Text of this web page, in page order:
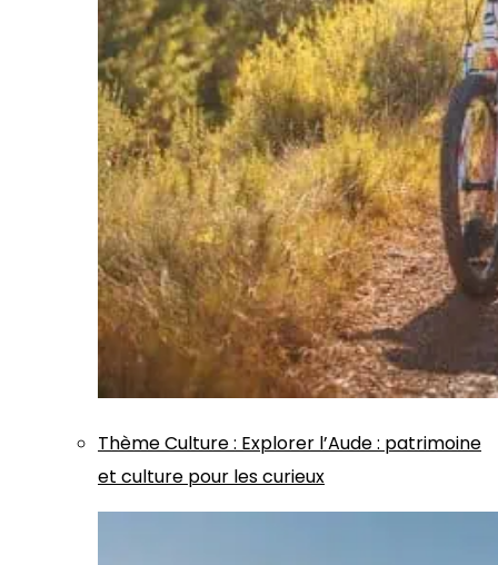
ThèmeCulture: Explorer l’Aude : patrimoine
et culture pour les curieux